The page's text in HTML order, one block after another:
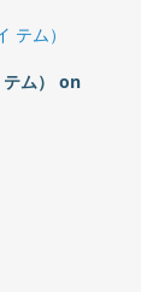
テム）
ム） on